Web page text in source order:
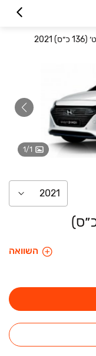
1/1
2021
השוואה